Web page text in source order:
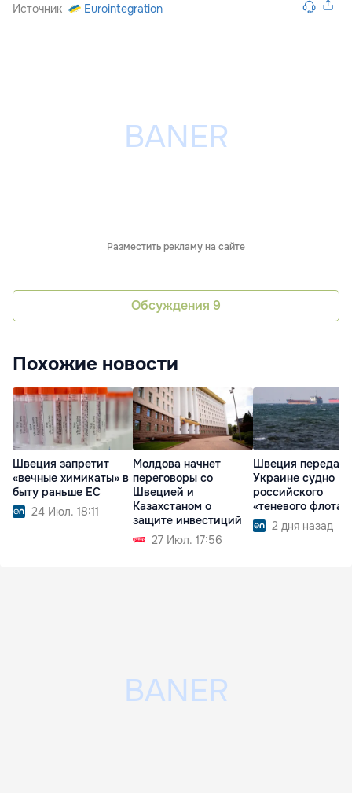
Источник Eurointegration
Разместить рекламу на сайте
Обсуждения 9
Похожие новости
Швеция запретит
«вечные химикаты» в
быту раньше ЕС
24 Июл. 18:11
Молдова начнет
переговоры со
Швецией и
Казахстаном о
защите инвестиций
27 Июл. 17:56
Швеция передаст
Украине судно
российского
«теневого флота»
2 дня назад